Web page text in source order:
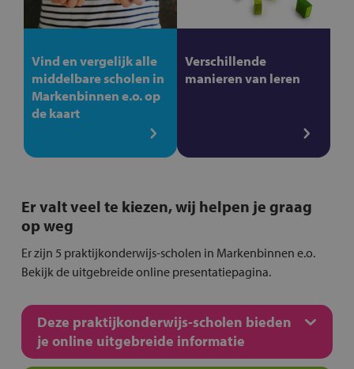
Vind en vergelijk alle
middelbare scholen in
Markenbinnen e.o. op
de kaart
Verschillende
manieren van leren
Er valt veel te kiezen, wij helpen je graag
op weg
Er zijn 5 praktijkonderwijs-scholen in Markenbinnen e.o.
Bekijk de uitgebreide online presentatiepagina.
Deze praktijkonderwijs-scholen bieden
je online uitgebreide informatie